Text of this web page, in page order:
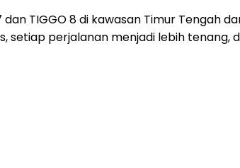
TIGGO 8 di kawasan Timur Tengah
perjalanan menjadi lebih tenang,